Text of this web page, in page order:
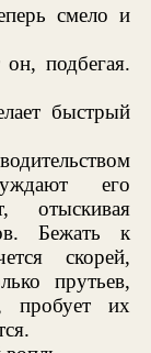
смело и
подбегая.
быстрый
его
отыскивая
Бежать к
скорей,
прутьев,
пробует их